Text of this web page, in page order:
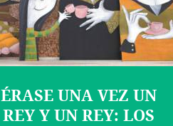
ÉRASE UNA VEZ UN
REY Y UN REY: LOS